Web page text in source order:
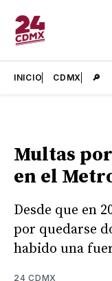
INICIO CDMX 🔎
Multas
en el
Desde que en
por quedarse
habido una
24 CDMX